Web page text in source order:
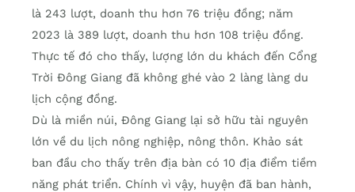
là 243 lượt, doanh thu hơn 76 triệu đồng; năm
2023 là 389 lượt, doanh thu hơn 108 triệu đồng.
Thực tế đó cho thấy, lượng lớn du khách đến Cổng
Trời Đông Giang đã không ghé vào 2 làng làng du
lịch cộng đồng.
Dù là miền núi, Đông Giang lại sở hữu tài nguyên
lớn về du lịch nông nghiệp, nông thôn. Khảo sát
ban đầu cho thấy trên địa bàn có 10 địa điểm tiềm
năng phát triển. Chính vì vậy, huyện đã ban hành,